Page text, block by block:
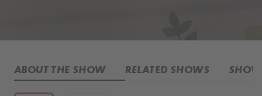
ABOUT THE SHOW RELATED SHOWS